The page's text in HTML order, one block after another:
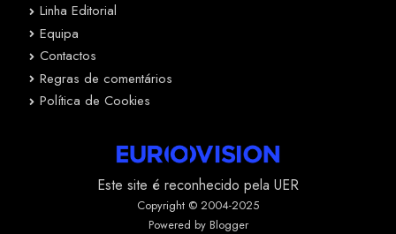
Linha Editorial
Equipa
Contactos
Regras de comentários
Política de Cookies
Este site é reconhecido pela UER
Copyright © 2004-2025
Powered by Blogger